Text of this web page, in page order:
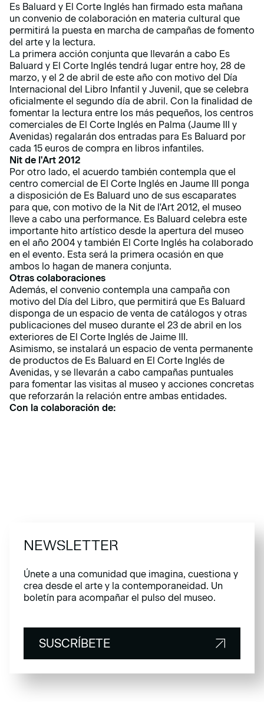
Es Baluard y El Corte Inglés han firmado esta mañana
un convenio de colaboración en materia cultural que
permitirá la puesta en marcha de campañas de fomento
del arte y la lectura.
La primera acción conjunta que llevarán a cabo Es
Baluard y El Corte Inglés tendrá lugar entre hoy, 28 de
marzo, y el 2 de abril de este año con motivo del Día
Internacional del Libro Infantil y Juvenil, que se celebra
oficialmente el segundo día de abril. Con la finalidad de
fomentar la lectura entre los más pequeños, los centros
comerciales de El Corte Inglés en Palma (Jaume III y
Avenidas) regalarán dos entradas para Es Baluard por
cada 15 euros de compra en libros infantiles.
Nit de l'Art 2012
Por otro lado, el acuerdo también contempla que el
centro comercial de El Corte Inglés en Jaume III ponga
a disposición de Es Baluard uno de sus escaparates
para que, con motivo de la Nit de l'Art 2012, el museo
lleve a cabo una performance. Es Baluard celebra este
importante hito artístico desde la apertura del museo
en el año 2004 y también El Corte Inglés ha colaborado
en el evento. Esta será la primera ocasión en que
ambos lo hagan de manera conjunta.
Otras colaboraciones
Además, el convenio contempla una campaña con
motivo del Día del Libro, que permitirá que Es Baluard
disponga de un espacio de venta de catálogos y otras
publicaciones del museo durante el 23 de abril en los
exteriores de El Corte Inglés de Jaime III.
Asimismo, se instalará un espacio de venta permanente
de productos de Es Baluard en El Corte Inglés de
Avenidas, y se llevarán a cabo campañas puntuales
para fomentar las visitas al museo y acciones concretas
que reforzarán la relación entre ambas entidades.
Con la colaboración de:
NEWSLETTER
Únete a una comunidad que imagina, cuestiona y
crea desde el arte y la contemporaneidad. Un
boletín para acompañar el pulso del museo.
SUSCRÍBETE
SUSCRÍBETE